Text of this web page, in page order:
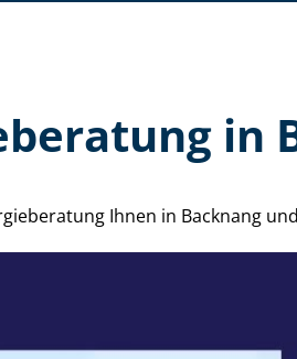
in
Ihnen in Backnang